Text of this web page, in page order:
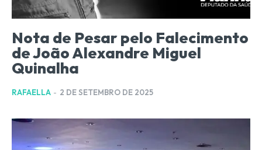
Nota de Pesar pelo Falecimento
de João Alexandre Miguel
Quinalha
RAFAELLA - 2 DE SETEMBRO DE 2025